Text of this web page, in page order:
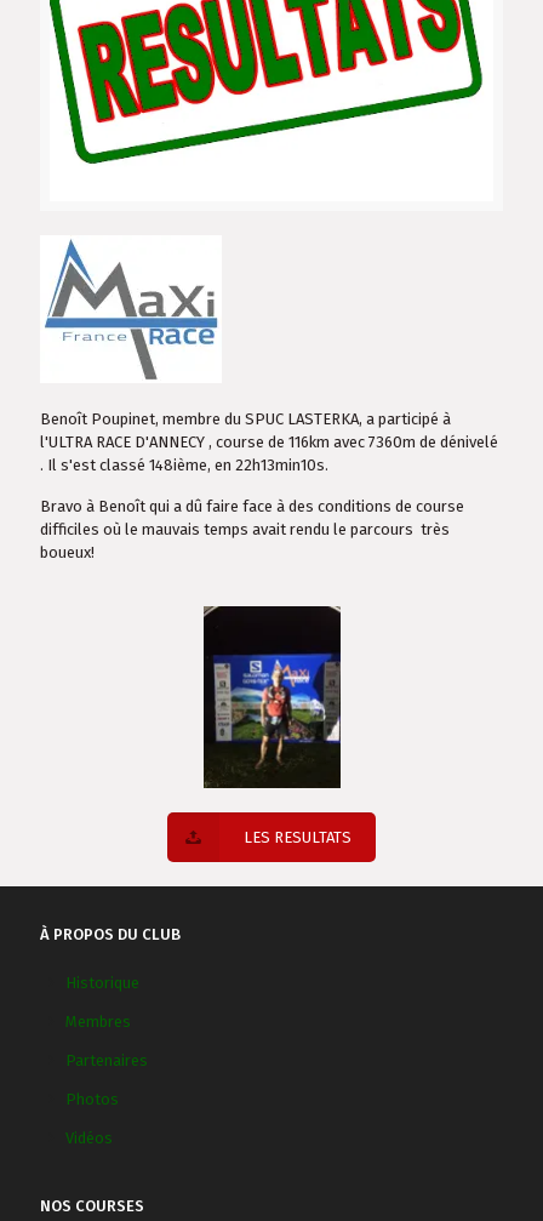
Benoît Poupinet, membre du SPUC LASTERKA, a participé à
l'ULTRA RACE D'ANNECY , course de 116km avec 7360m de dénivelé
. Il s'est classé 148ième, en 22h13min10s.
Bravo à Benoît qui a dû faire face à des conditions de course
difficiles où le mauvais temps avait rendu le parcours très
boueux!
LES RESULTATS
À PROPOS DU CLUB
Historique
Membres
Partenaires
Photos
Vidéos
NOS COURSES